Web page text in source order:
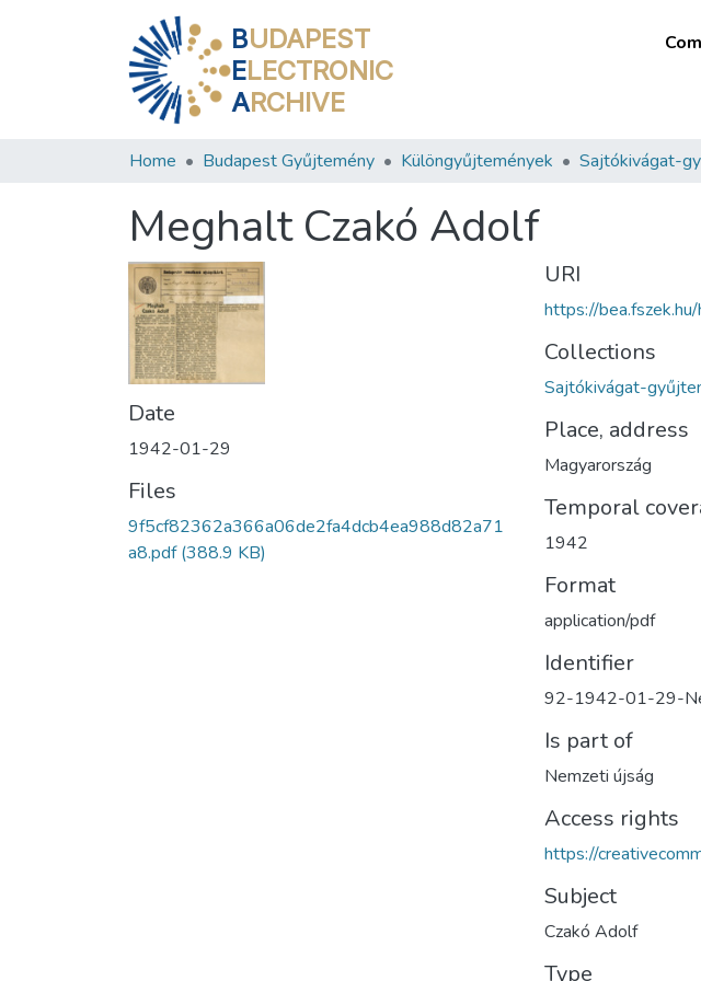
BUDAPEST
ELECTRONIC
ARCHIVE
Home Budapest Gyűjtemény Különgyűjtemények Sajtókivágat-
Meghalt Czakó Adolf
Date
1942-01-29
Files
9f5cf82362a366a06de2fa4dcb4ea988d82a71
a8.pdf(388.9 KB)
URI
https://
Collections
Sajtókivágat-
Place, address
Magyarország
Temporal
1942
Format
application/pdf
Identifier
92-1942-01-29-
Is part of
Nemzeti újság
Access rights
https://
Subject
Czakó Adolf
Type